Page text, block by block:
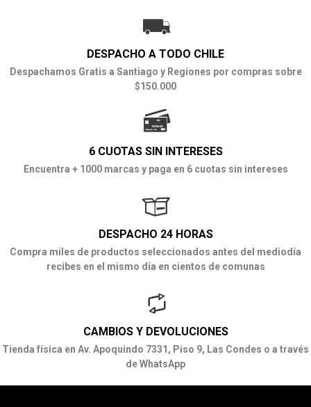
DESPACHO A TODO CHILE
Despachamos Gratis a Santiago y Regiones por compras sobre
$150.000
6 CUOTAS SIN INTERESES
Encuentra + 1000 marcas y paga en 6 cuotas sin intereses
DESPACHO 24 HORAS
Compra miles de productos seleccionados antes del mediodía
recibes en el mismo día en cientos de comunas
CAMBIOS Y DEVOLUCIONES
Tienda física en Av. Apoquindo 7331, Piso 9, Las Condes o a través
de WhatsApp